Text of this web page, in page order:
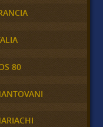
80